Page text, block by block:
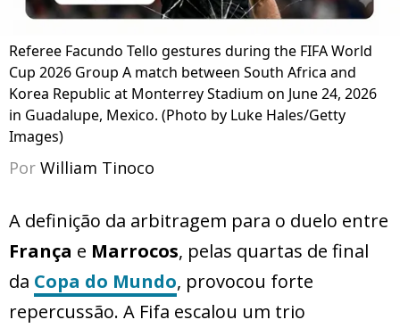
Referee Facundo Tello gestures during the FIFA World
Cup 2026 Group A match between South Africa and
Korea Republic at Monterrey Stadium on June 24, 2026
in Guadalupe, Mexico. (Photo by Luke Hales/Getty
Images)
Por William Tinoco
A definição da arbitragem para o duelo entre
França e Marrocos, pelas quartas de final
da Copa do Mundo, provocou forte
repercussão. A Fifa escalou um trio